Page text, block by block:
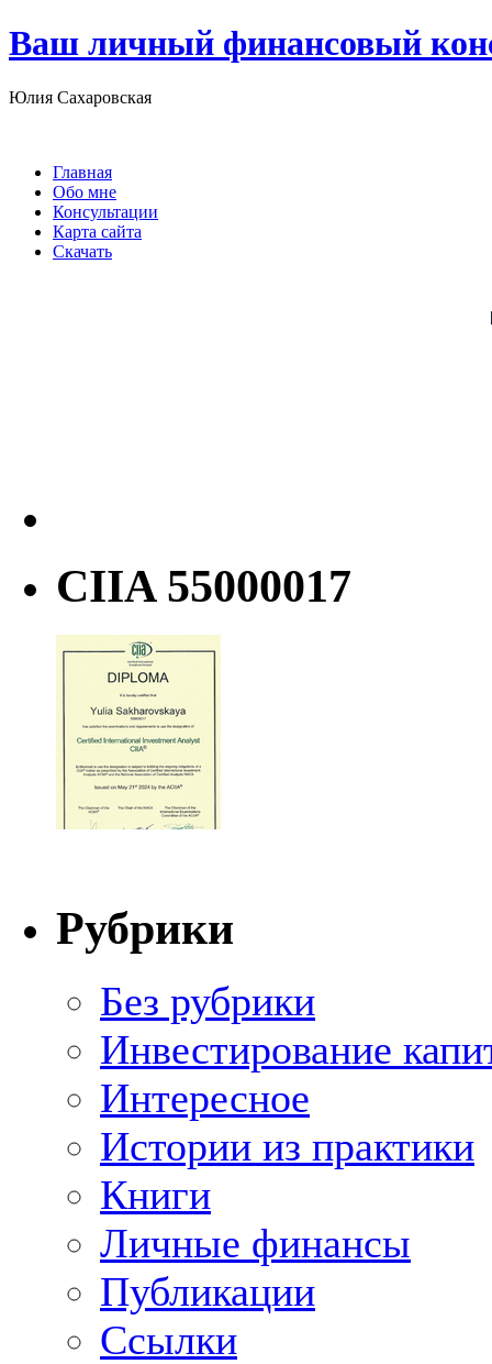
Ваш личный финансовый
Юлия Сахаровская
Главная
Обо мне
Консультации
Карта сайта
Скачать
CIIA 55000017
Рубрики
Без рубрики
Инвестирование
Интересное
Истории из практики
Книги
Личные финансы
Публикации
Ссылки